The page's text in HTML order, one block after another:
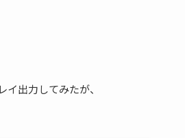
出力してみたが、